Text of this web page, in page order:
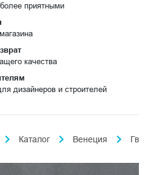
приятными
качества
дизайнеров и строителей
Каталог Венеция